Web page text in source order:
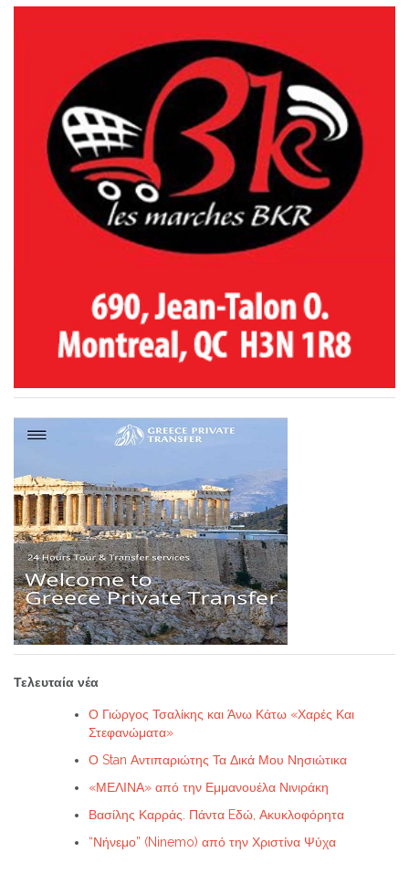
Τελευταία νέα
Ο Γιώργος Τσαλίκης και Άνω Κάτω «Χαρές Και
Στεφανώματα»
Ο Stan Αντιπαριώτης Τα Δικά Μου Νησιώτικα
«ΜΕΛΙΝΑ» από την Εμμανουέλα Νινιράκη
Βασίλης Καρράς. Πάντα Eδώ, Ακυκλοφόρητα
“Νήνεμο” (Ninemo) από την Χριστίνα Ψύχα